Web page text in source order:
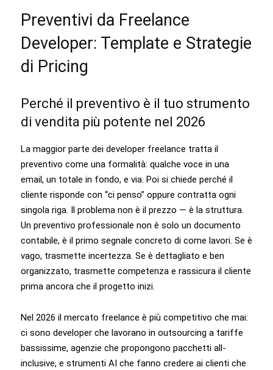
Preventivi da Freelance
Developer: Template e Strategie
di Pricing
Perché il preventivo è il tuo strumento
di vendita più potente nel 2026
La maggior parte dei developer freelance tratta il
preventivo come una formalità: qualche voce in una
email, un totale in fondo, e via. Poi si chiede perché il
cliente risponde con “ci penso” oppure contratta ogni
singola riga. Il problema non è il prezzo — è la struttura.
Un preventivo professionale non è solo un documento
contabile, è il primo segnale concreto di come lavori. Se è
vago, trasmette incertezza. Se è dettagliato e ben
organizzato, trasmette competenza e rassicura il cliente
prima ancora che il progetto inizi.
Nel 2026 il mercato freelance è più competitivo che mai:
ci sono developer che lavorano in outsourcing a tariffe
bassissime, agenzie che propongono pacchetti all-
inclusive, e strumenti AI che fanno credere ai clienti che